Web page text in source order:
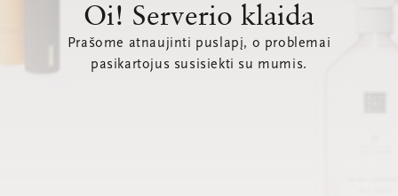
Oi! Serverio klaida
Prašome atnaujinti puslapį, o problemai
pasikartojus susisiekti su mumis.